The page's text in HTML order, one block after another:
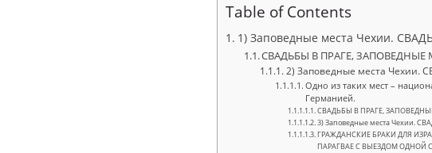
Table of Contents
1) Заповедные места Чехии.
СВАДЬБЫ В ПРАГЕ,
2) Заповедные места Чехии.
Одно из таких мест –
Германией.
СВАДЬБЫ В ПРАГЕ,
3) Заповедные места Чехии.
ГРАЖДАНСКИЕ БРАКИ ДЛЯ
ПАРАГВАЕ С ВЫЕЗДОМ ОДНОЙ